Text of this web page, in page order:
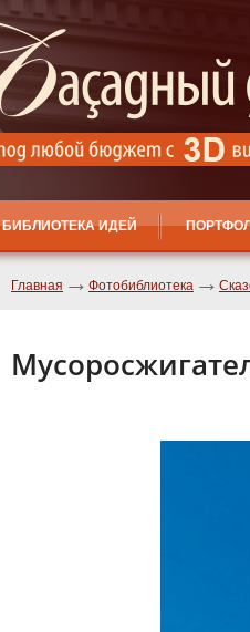
БИБЛИОТЕКА ИДЕЙ
Главная Фотобиблиотека